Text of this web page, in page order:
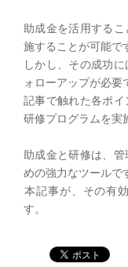
助成金を活用する
施することが可能で
しかし、その成功
ォローアップが必要
記事で触れた各ポ
研修プログラムを実
助成金と研修は、
めの強力なツールで
本記事が、その有
す。